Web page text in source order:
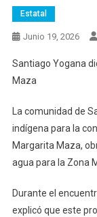
Estatal
Junio 19, 2026
Santiago Yogana
Maza
La comunidad de
indígena para la
Margarita Maza,
agua para la Zona
Durante el
explicó que este